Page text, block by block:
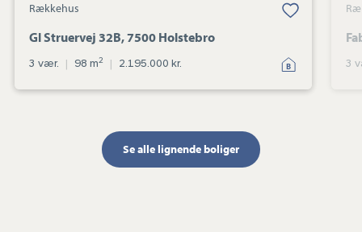
Rækkehus
Gl Struervej 32B, 7500 Holstebro
3 vær. | 98 m2 | 2.195.000 kr. 3
Se alle lignende boliger